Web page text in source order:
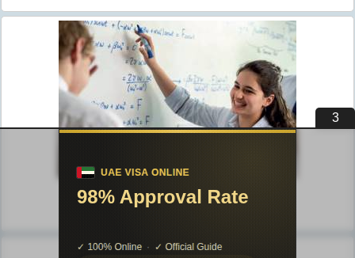
Публикации по педагогике
Разделы публикаций
3